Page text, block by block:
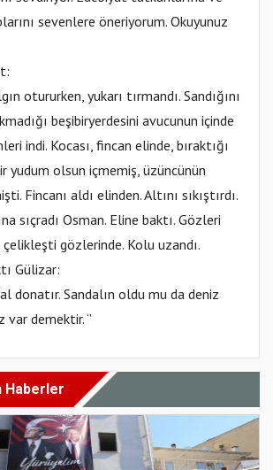
sevenlere öneriyorum. Okuyunuz
otururken, yukarı tırmandı. Sandığını
beşibiryerdesini avucunun içinde
indi. Kocası, fincan elinde, bıraktığı
yudum olsun içmemiş, üzüncünün
Fincanı aldı elinden. Altını sıkıştırdı.
sıçradı Osman. Eline baktı. Gözleri
gözlerinde. Kolu uzandı.
Gülizar:
donatır. Sandalın oldu mu da deniz
demektir. ‘’
Haberler